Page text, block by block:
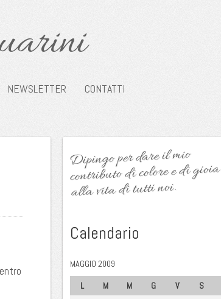
NEWSLETTER CONTATTI
Dipingo per dare il mio
contributo di colore e di gioia
alla vita di tutti noi.
Calendario
MAGGIO 2009
L
M M G V S